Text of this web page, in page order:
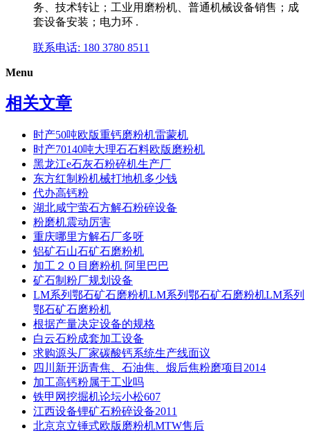
务、技术转让；工业用磨粉机、普通机械设备销售；成
套设备安装；电力环 .
联系电话: 180 3780 8511
Menu
相关文章
时产50吨欧版重钙磨粉机雷蒙机
时产70140吨大理石石料欧版磨粉机
黑龙江e石灰石粉碎机生产厂
东方红制粉机械打地机多少钱
代办高钙粉
湖北咸宁萤石方解石粉碎设备
粉磨机震动厉害
重庆哪里方解石厂多呀
铝矿石山石矿石磨粉机
加工２０目磨粉机 阿里巴巴
矿石制粉厂规划设备
LM系列鄂石矿石磨粉机LM系列鄂石矿石磨粉机LM系列
鄂石矿石磨粉机
根据产量决定设备的规格
白云石粉成套加工设备
求购源头厂家碳酸钙系统生产线面议
四川新开沥青焦、石油焦、煅后焦粉磨项目2014
加工高钙粉属于工业吗
铁甲网挖掘机论坛小松607
江西设备锂矿石粉碎设备2011
北京京立锤式欧版磨粉机MTW售后